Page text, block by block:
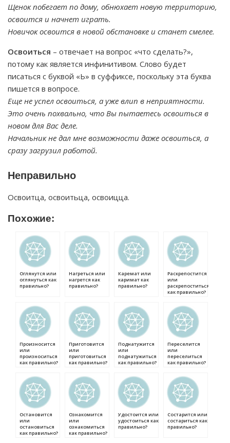
Щенок побегает по дому, обнюхает новую территорию,
освоится и начнет играть.
Новичок освоится в новой обстановке и станет смелее.
Освоиться – отвечает на вопрос «что сделать?»,
потому как является инфинитивом. Слово будет
писаться с буквой «Ь» в суффиксе, поскольку эта буква
пишется в вопросе.
Еще не успел освоиться, а уже влип в неприятности.
Это очень похвально, что Вы пытаетесь освоиться в
новом для Вас деле.
Начальник не дал мне возможности даже освоиться, а
сразу загрузил работой.
Неправильно
Освоитца, освоитьца, освоицца.
Похожие:
Оглянутся или
оглянуться как
правильно?
Нагреться или
нагрется как
правильно?
Каремат или
каримат как
правильно?
Раскрепостится
или
раскрепоститься
как правильно?
Произносится
или
произноситься
как правильно?
Приготовится
или
приготовиться
как правильно?
Поднатужится
или
поднатужиться
как правильно?
Переселится
или
переселиться
как правильно?
Остановится
или
остановиться
как правильно?
Ознакомится
или
ознакомиться
как правильно?
Удостоится или
удостоиться как
правильно?
Состарится или
состариться как
правильно?